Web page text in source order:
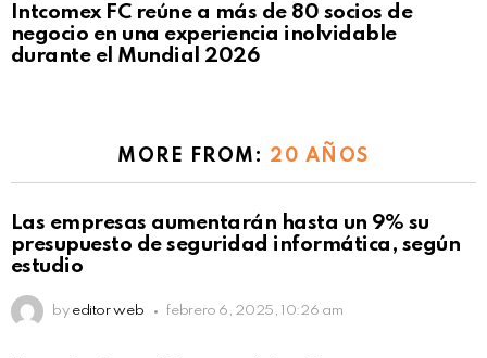
Intcomex FC reúne a más de 80 socios de
negocio en una experiencia inolvidable
durante el Mundial 2026
MORE FROM: 20 AÑOS
Not Safe For Work
Click to view this post
Las empresas aumentarán hasta un 9% su
presupuesto de seguridad informática, según
estudio
by editor web febrero 6, 2025, 10:26 am